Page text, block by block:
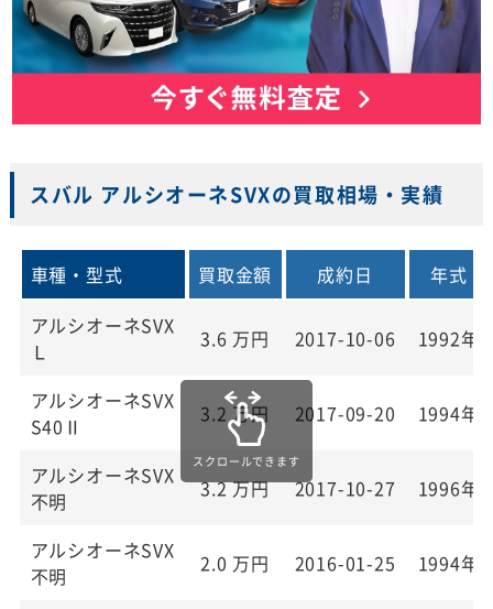
スバル アルシオーネSVXの買取相場・実績
車種・型式 買取金額 成約日
年式
アルシオーネSVX
Ｌ
3.6 万円 2017-10-06 1992年
アルシオーネSVX
S40Ⅱ
3.2万円 2017-09-20 1994年
アルシオーネSVX
不明
3.2万円 2017-10-27 1996年
アルシオーネSVX
不明
2.0 万円 2016-01-25 1994年